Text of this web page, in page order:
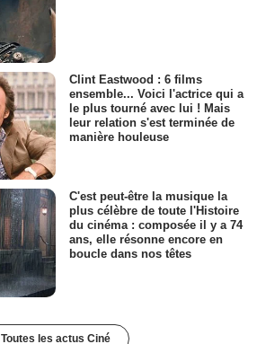
Clint Eastwood : 6 films
ensemble... Voici l'actrice qui a
le plus tourné avec lui ! Mais
leur relation s'est terminée de
manière houleuse
C'est peut-être la musique la
plus célèbre de toute l'Histoire
du cinéma : composée il y a 74
ans, elle résonne encore en
boucle dans nos têtes
Toutes les actus Ciné